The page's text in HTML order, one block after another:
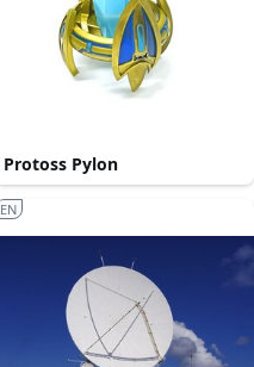
Protoss Pylon
EN